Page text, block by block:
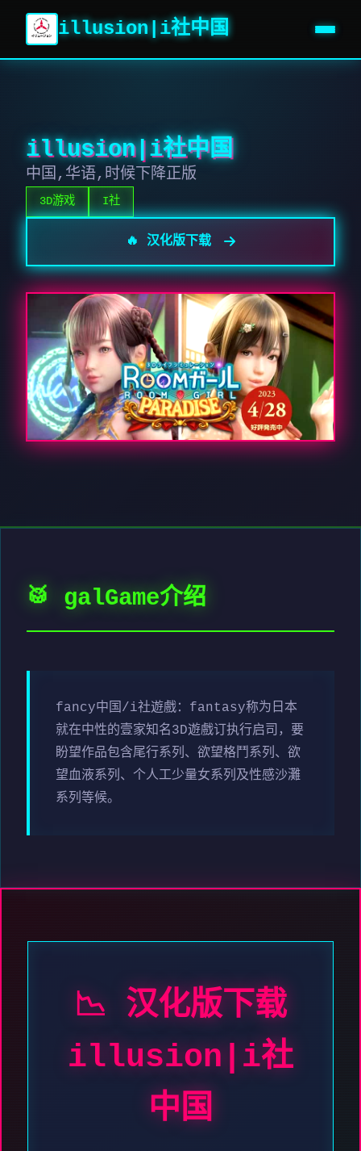
illusion|i社中国
illusion|i社中国
中国,华语,时候下降正版
3D游戏 I社
🔥 汉化版下载
🥁 galGame介绍
fancy中国/i社遊戲：fantasy称为日本
就在中性的壹家知名3D遊戲订执行启司，要
盼望作品包含尾行系列、欲望格鬥系列、欲
望血液系列、个人工少量女系列及性感沙灘
系列等候。
📉 汉化版下载
illusion|i社
中国